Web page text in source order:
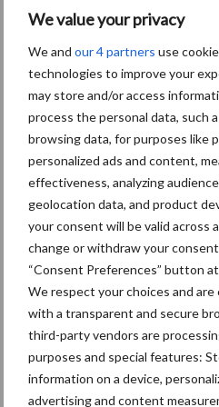
We value your privacy
We and our 4 partners use
technologies to improve your
may store and/or access
process the personal data, such
browsing data, for purposes like
personalized ads and content,
effectiveness, analyzing
geolocation data, and product
your consent will be valid across
change or withdraw your
“Consent Preferences” button
We respect your choices and
with a transparent and secure
third-party vendors are
purposes and special features:
information on a device,
advertising and content
Primaire
Themapagina's
Diergezondheid
Mastitis
Toon